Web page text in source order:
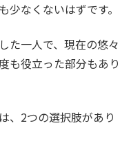
少なくないはずです。
た一人で、現在の悠々
も役立った部分もあり
、2つの選択肢があり